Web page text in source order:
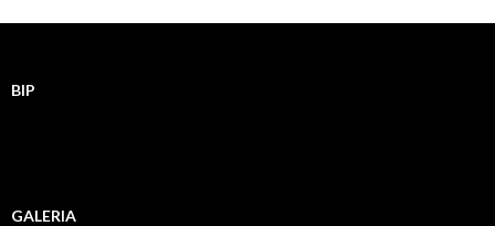
BIP
GALERIA